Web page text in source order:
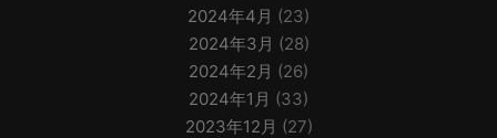
2024年4月 (23)
2024年3月 (28)
2024年2月 (26)
2024年1月 (33)
2023年12月 (27)